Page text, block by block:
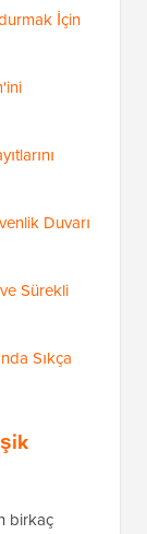
İçin
Duvarı
Sürekli
Sıkça
birkaç